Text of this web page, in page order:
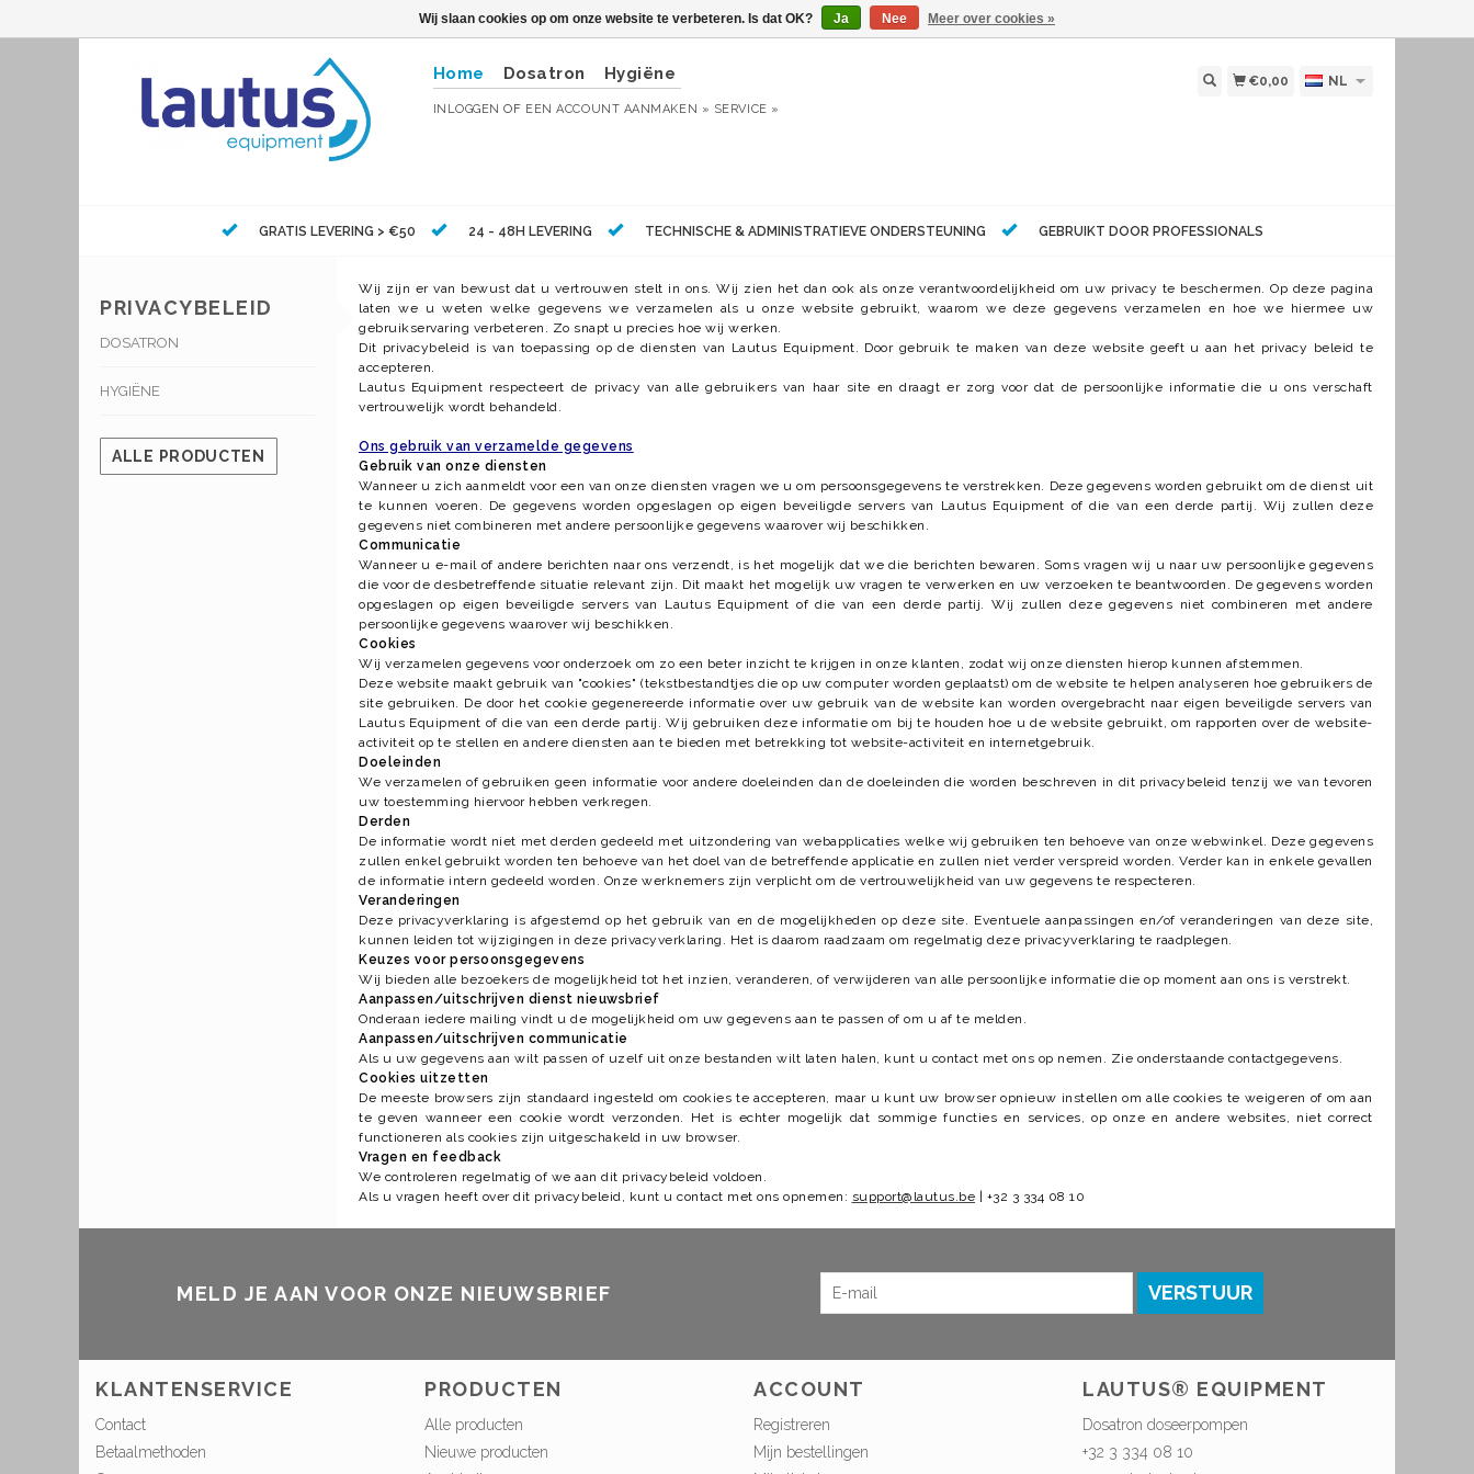
Home Dosatron Hygiëne
INLOGGEN OF EEN ACCOUNT AANMAKEN » SERVICE »
€0,00 NL
GRATIS LEVERING > €50 24 - 48H LEVERING TECHNISCHE & ADMINISTRATIEVE ONDERSTEUNING GEBRUIKT DOOR PROFESSIONALS
PRIVACYBELEID
DOSATRON
HYGIËNE
ALLE PRODUCTEN
Wij zijn er van bewust dat u vertrouwen stelt in ons. Wij zien het dan ook als onze verantwoordelijkheid om uw privacy te beschermen. Op deze pagina
laten we u weten welke gegevens we verzamelen als u onze website gebruikt, waarom we deze gegevens verzamelen en hoe we hiermee uw
gebruikservaring verbeteren. Zo snapt u precies hoe wij werken.
Dit privacybeleid is van toepassing op de diensten van Lautus Equipment. Door gebruik te maken van deze website geeft u aan het privacy beleid te
accepteren.
Lautus Equipment respecteert de privacy van alle gebruikers van haar site en draagt er zorg voor dat de persoonlijke informatie die u ons verschaft
vertrouwelijk wordt behandeld.
Ons gebruik van verzamelde gegevens
Gebruik van onze diensten
Wanneer u zich aanmeldt voor een van onze diensten vragen we u om persoonsgegevens te verstrekken. Deze gegevens worden gebruikt om de dienst uit
te kunnen voeren. De gegevens worden opgeslagen op eigen beveiligde servers van Lautus Equipment of die van een derde partij. Wij zullen deze
gegevens niet combineren met andere persoonlijke gegevens waarover wij beschikken.
Communicatie
Wanneer u e-mail of andere berichten naar ons verzendt, is het mogelijk dat we die berichten bewaren. Soms vragen wij u naar uw persoonlijke gegevens
die voor de desbetreffende situatie relevant zijn. Dit maakt het mogelijk uw vragen te verwerken en uw verzoeken te beantwoorden. De gegevens worden
opgeslagen op eigen beveiligde servers van Lautus Equipment of die van een derde partij. Wij zullen deze gegevens niet combineren met andere
persoonlijke gegevens waarover wij beschikken.
Cookies
Wij verzamelen gegevens voor onderzoek om zo een beter inzicht te krijgen in onze klanten, zodat wij onze diensten hierop kunnen afstemmen.
Deze website maakt gebruik van "cookies" (tekstbestandtjes die op uw computer worden geplaatst) om de website te helpen analyseren hoe gebruikers de
site gebruiken. De door het cookie gegenereerde informatie over uw gebruik van de website kan worden overgebracht naar eigen beveiligde servers van
Lautus Equipment of die van een derde partij. Wij gebruiken deze informatie om bij te houden hoe u de website gebruikt, om rapporten over de website-
activiteit op te stellen en andere diensten aan te bieden met betrekking tot website-activiteit en internetgebruik.
Doeleinden
We verzamelen of gebruiken geen informatie voor andere doeleinden dan de doeleinden die worden beschreven in dit privacybeleid tenzij we van tevoren
uw toestemming hiervoor hebben verkregen.
Derden
De informatie wordt niet met derden gedeeld met uitzondering van webapplicaties welke wij gebruiken ten behoeve van onze webwinkel. Deze gegevens
zullen enkel gebruikt worden ten behoeve van het doel van de betreffende applicatie en zullen niet verder verspreid worden. Verder kan in enkele gevallen
de informatie intern gedeeld worden. Onze werknemers zijn verplicht om de vertrouwelijkheid van uw gegevens te respecteren.
Veranderingen
Deze privacyverklaring is afgestemd op het gebruik van en de mogelijkheden op deze site. Eventuele aanpassingen en/of veranderingen van deze site,
kunnen leiden tot wijzigingen in deze privacyverklaring. Het is daarom raadzaam om regelmatig deze privacyverklaring te raadplegen.
Keuzes voor persoonsgegevens
Wij bieden alle bezoekers de mogelijkheid tot het inzien, veranderen, of verwijderen van alle persoonlijke informatie die op moment aan ons is verstrekt.
Aanpassen/uitschrijven dienst nieuwsbrief
Onderaan iedere mailing vindt u de mogelijkheid om uw gegevens aan te passen of om u af te melden.
Aanpassen/uitschrijven communicatie
Als u uw gegevens aan wilt passen of uzelf uit onze bestanden wilt laten halen, kunt u contact met ons op nemen. Zie onderstaande contactgegevens.
Cookies uitzetten
De meeste browsers zijn standaard ingesteld om cookies te accepteren, maar u kunt uw browser opnieuw instellen om alle cookies te weigeren of om aan
te geven wanneer een cookie wordt verzonden. Het is echter mogelijk dat sommige functies en services, op onze en andere websites, niet correct
functioneren als cookies zijn uitgeschakeld in uw browser.
Vragen en feedback
We controleren regelmatig of we aan dit privacybeleid voldoen.
Als u vragen heeft over dit privacybeleid, kunt u contact met ons opnemen: support@lautus.be | +32 3 334 08 10
MELD JE AAN VOOR ONZE NIEUWSBRIEF VERSTUUR
KLANTENSERVICE
Contact
Betaalmethoden
PRODUCTEN
Alle producten
Nieuwe producten
ACCOUNT
Registreren
Mijn bestellingen
LAUTUS® EQUIPMENT
Dosatron doseerpompen
+32 3 334 08 10
Wij slaan cookies op om onze website te verbeteren. Is dat OK? Ja Nee Meer over cookies »